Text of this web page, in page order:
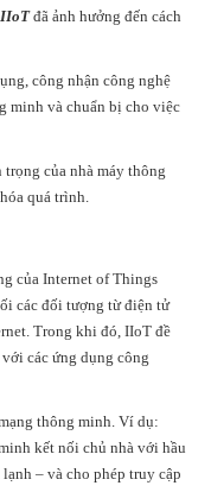
IIoTđã ảnh hưởng đến cách
công nhận công nghệ
minh và chuẩn bị cho việc
của nhà máy thông
quá trình.
của Internet of Things
các đối tượng từ điện tử
Trong khi đó, IIoT đề
các ứng dụng công
thông minh. Ví dụ:
kết nối chủ nhà với hầu
– và cho phép truy cập